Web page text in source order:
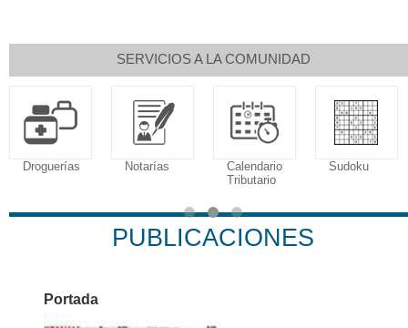
SERVICIOS A LA COMUNIDAD
Notarías
Calendario
Sudoku
PUBLICACIONES
Portada